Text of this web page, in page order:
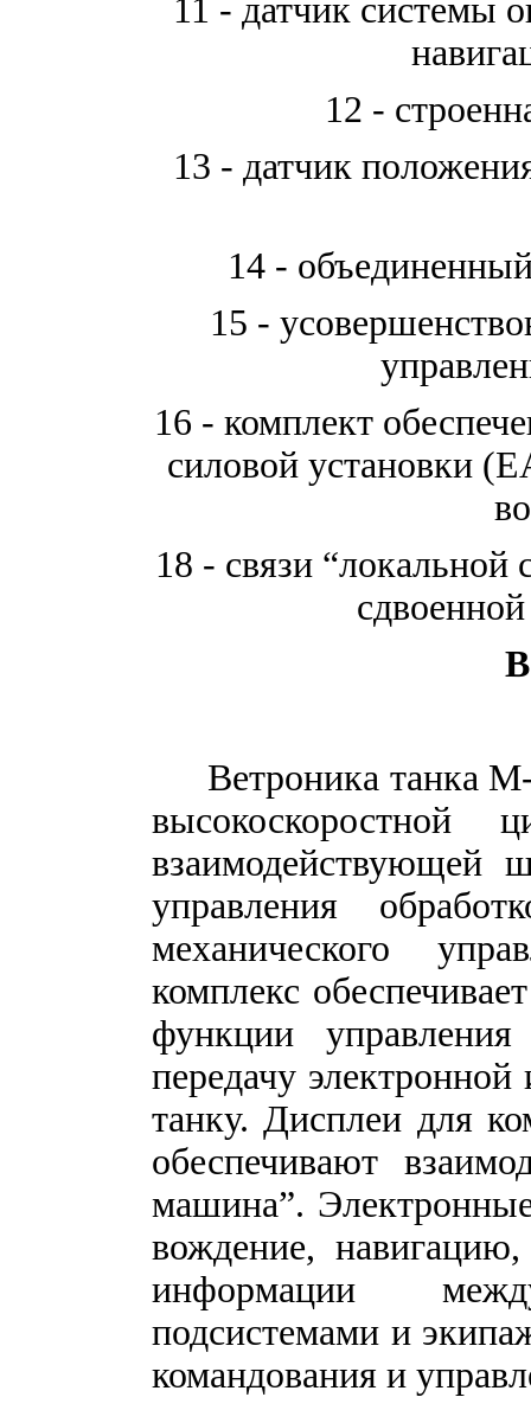
11 - датчик системы
12 -
13 - датчик
14 -
15 -
16 - комплект
силовой установки (
18 - связи “локальной
Ветроника танка
взаимодействующей
управления
механического
комплекс
функции
передачу
танку. Дисплеи для
обеспечивают
машина”.
вождение,
информации
подсистемами и
командования и